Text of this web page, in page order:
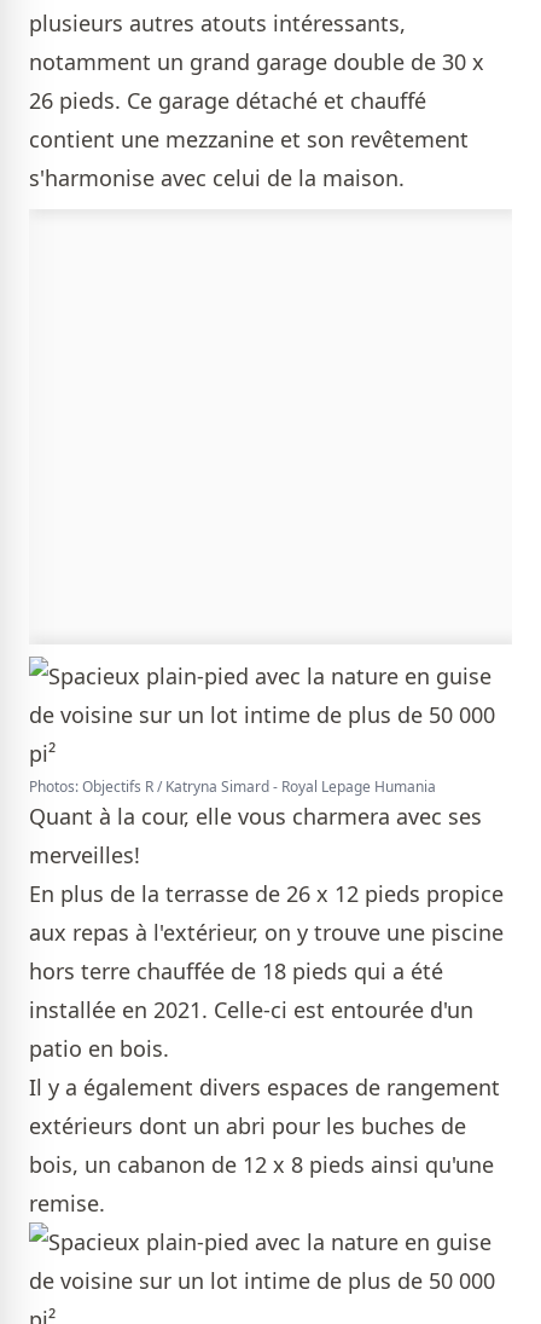
plusieurs autres atouts intéressants,
notamment un grand garage double de 30 x
26 pieds. Ce garage détaché et chauffé
contient une mezzanine et son revêtement
s'harmonise avec celui de la maison.
Photos: Objectifs R / Katryna Simard - Royal Lepage Humania
Quant à la cour, elle vous charmera avec ses
merveilles!
En plus de la terrasse de 26 x 12 pieds propice
aux repas à l'extérieur, on y trouve une piscine
hors terre chauffée de 18 pieds qui a été
installée en 2021. Celle-ci est entourée d'un
patio en bois.
Il y a également divers espaces de rangement
extérieurs dont un abri pour les buches de
bois, un cabanon de 12 x 8 pieds ainsi qu'une
remise.